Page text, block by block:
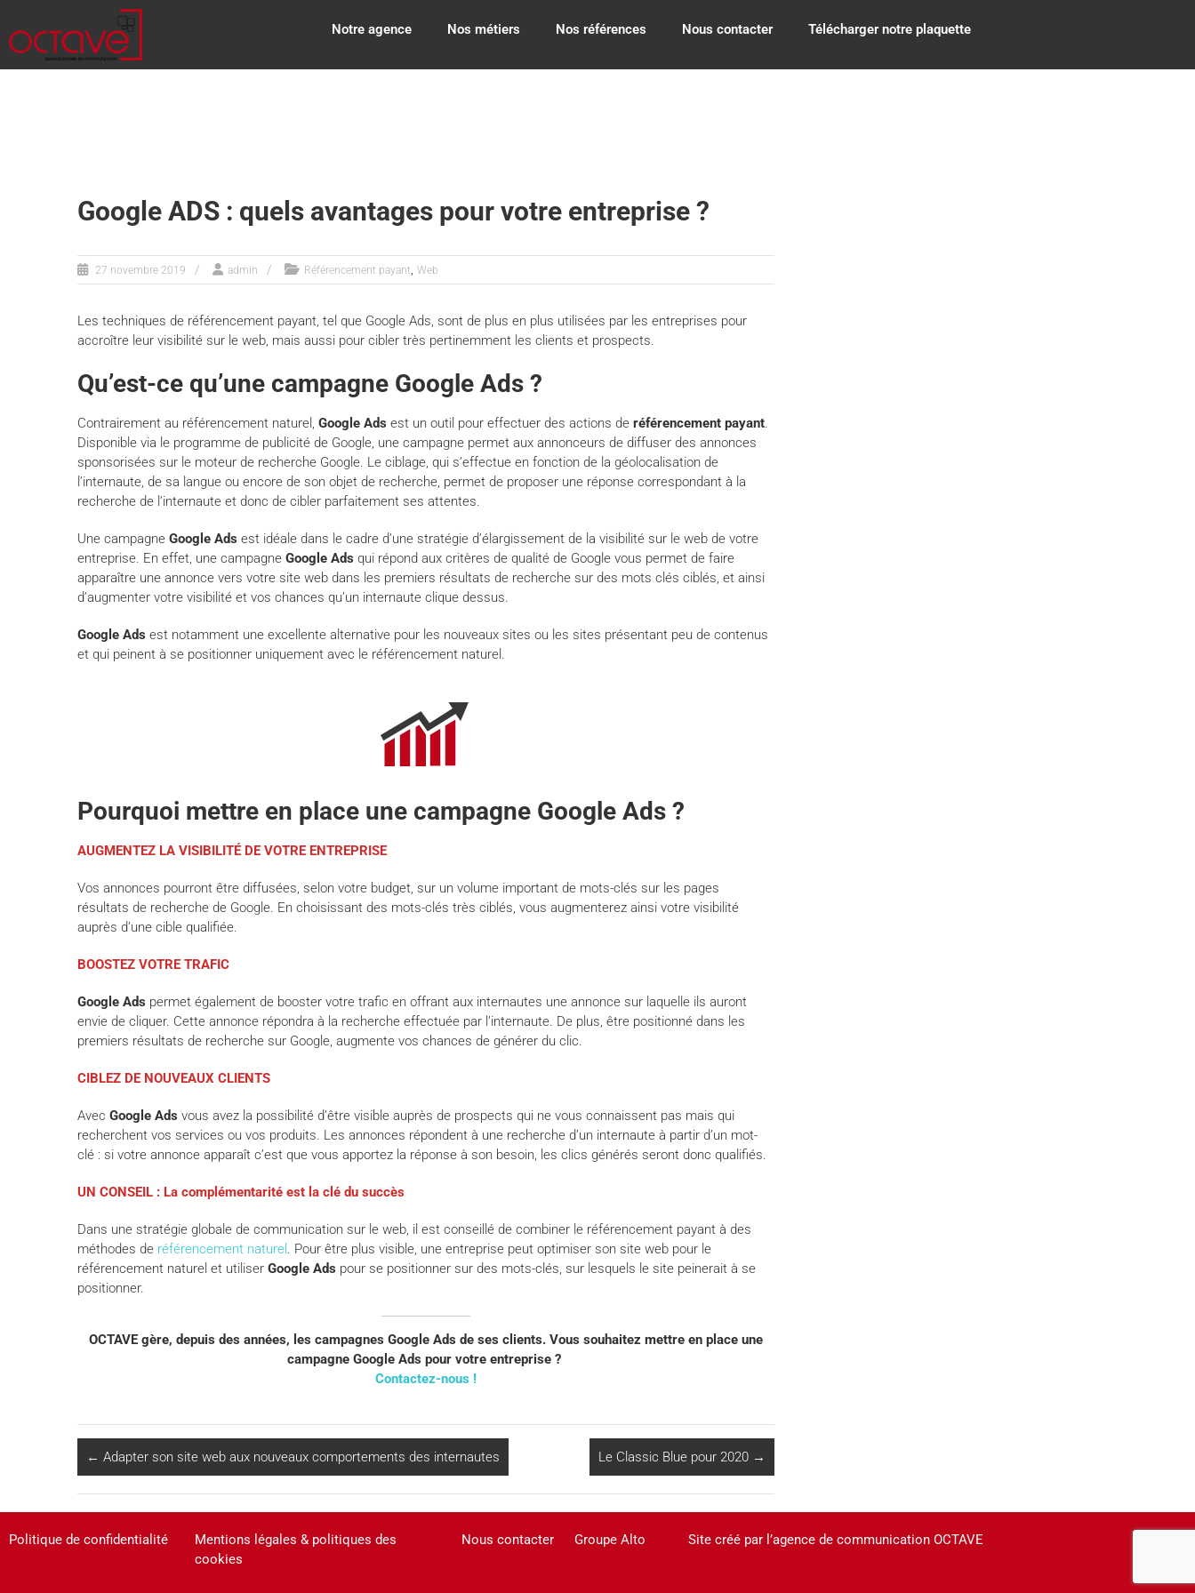
Notre agence Nos métiers Nos références Nous contacter Télécharger notre plaquette
Google ADS : quels avantages pour votre entreprise ?
27 novembre 2019 admin Référencement payant, Web
Les techniques de référencement payant, tel que Google Ads, sont de plus en plus utilisées par les entreprises pour
accroître leur visibilité sur le web, mais aussi pour cibler très pertinemment les clients et prospects.
Qu’est-ce qu’une campagne Google Ads ?
Contrairement au référencement naturel, Google Ads est un outil pour effectuer des actions de référencement payant.
Disponible via le programme de publicité de Google, une campagne permet aux annonceurs de diffuser des annonces
sponsorisées sur le moteur de recherche Google. Le ciblage, qui s’effectue en fonction de la géolocalisation de
l’internaute, de sa langue ou encore de son objet de recherche, permet de proposer une réponse correspondant à la
recherche de l’internaute et donc de cibler parfaitement ses attentes.
Une campagne Google Ads est idéale dans le cadre d’une stratégie d’élargissement de la visibilité sur le web de votre
entreprise. En effet, une campagne Google Ads qui répond aux critères de qualité de Google vous permet de faire
apparaître une annonce vers votre site web dans les premiers résultats de recherche sur des mots clés ciblés, et ainsi
d’augmenter votre visibilité et vos chances qu’un internaute clique dessus.
Google Ads est notamment une excellente alternative pour les nouveaux sites ou les sites présentant peu de contenus
et qui peinent à se positionner uniquement avec le référencement naturel.
Pourquoi mettre en place une campagne Google Ads ?
AUGMENTEZ LA VISIBILITÉ DE VOTRE ENTREPRISE
Vos annonces pourront être diffusées, selon votre budget, sur un volume important de mots-clés sur les pages
résultats de recherche de Google. En choisissant des mots-clés très ciblés, vous augmenterez ainsi votre visibilité
auprès d’une cible qualifiée.
BOOSTEZ VOTRE TRAFIC
Google Ads permet également de booster votre trafic en offrant aux internautes une annonce sur laquelle ils auront
envie de cliquer. Cette annonce répondra à la recherche effectuée par l’internaute. De plus, être positionné dans les
premiers résultats de recherche sur Google, augmente vos chances de générer du clic.
CIBLEZ DE NOUVEAUX CLIENTS
Avec Google Ads vous avez la possibilité d’être visible auprès de prospects qui ne vous connaissent pas mais qui
recherchent vos services ou vos produits. Les annonces répondent à une recherche d’un internaute à partir d’un mot-
clé : si votre annonce apparaît c’est que vous apportez la réponse à son besoin, les clics générés seront donc qualifiés.
UN CONSEIL : La complémentarité est la clé du succès
Dans une stratégie globale de communication sur le web, il est conseillé de combiner le référencement payant à des
méthodes de référencement naturel . Pour être plus visible, une entreprise peut optimiser son site web pour le
référencement naturel et utiliser Google Ads pour se positionner sur des mots-clés, sur lesquels le site peinerait à se
positionner.
OCTAVE gère, depuis des années, les campagnes Google Ads de ses clients. Vous souhaitez mettre en place une
campagne Google Ads pour votre entreprise ?
Contactez-nous !
← Adapter son site web aux nouveaux comportements des internautes Le Classic Blue pour 2020 →
Politique de confidentialité
Mentions légales & politiques des
cookies
Nous contacter Groupe Alto Site créé par l’agence de communication OCTAVE